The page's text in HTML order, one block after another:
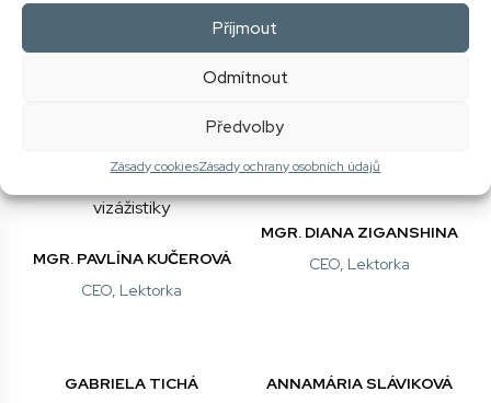
Příjmout
Odmítnout
Předvolby
Zásady cookiesZásady ochrany osobních údajů
NÁŠ TÝM
MGR. PAVLÍNA KUČEROVÁ
CEO, Lektorka
MGR. DIANA ZIGANSHINA
CEO, Lektorka
GABRIELA TICHÁ
ANNAMÁRIA SLÁVIKOVÁ